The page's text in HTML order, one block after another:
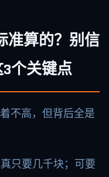
准算的？别信
3个关键点
不高，但背后全是
只要几千块；可要